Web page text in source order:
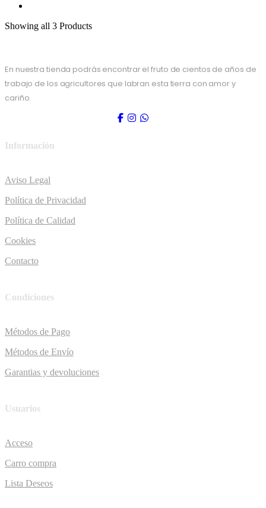
Showing all 3 Products
En nuestra tienda podrás encontrar el fruto de cientos de años de
trabajo de los agricultores que labran esta tierra con amor y
cariño.
Información
Aviso Legal
Política de Privacidad
Política de Calidad
Cookies
Contacto
Condiciones
Métodos de Pago
Métodos de Envío
Garantias y devoluciones
Usuarios
Acceso
Carro compra
Lista Deseos